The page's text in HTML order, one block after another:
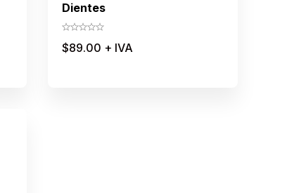
Dientes
$89.00 + IVA